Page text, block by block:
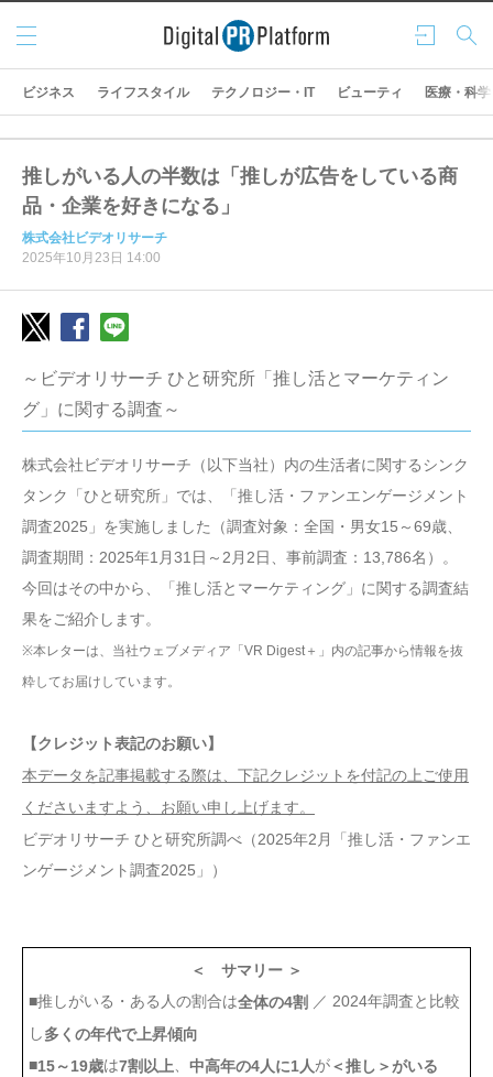
ログ
イン
検索
メニ
ュー
ビジネス ライフスタイル テクノロジー・IT ビューティ 医療・科学
推しがいる人の半数は「推しが広告をしている商
品・企業を好きになる」
株式会社ビデオリサーチ
2025年10月23日 14:00
～ビデオリサーチ ひと研究所「推し活とマーケティン
グ」に関する調査～
株式会社ビデオリサーチ（以下当社）内の生活者に関するシンク
タンク「ひと研究所」では、「推し活・ファンエンゲージメント
調査2025」を実施しました（調査対象：全国・男女15～69歳、
調査期間：2025年1月31日～2月2日、事前調査：13,786名）。
今回はその中から、「推し活とマーケティング」に関する調査結
果をご紹介します。
※本レターは、当社ウェブメディア「VR Digest＋」内の記事から情報を抜
粋してお届けしています。
【クレジット表記のお願い】
本データを記事掲載する際は、下記クレジットを付記の上ご使用
くださいますよう、お願い申し上げます。
ビデオリサーチ ひと研究所調べ（2025年2月「推し活・ファンエ
ンゲージメント調査2025」）
＜ サマリー ＞
■推しがいる・ある人の割合は全体の4割 ／ 2024年調査と比較
し多くの年代で上昇傾向
■15～19歳は7割以上、 中高年の4人に1人が＜推し＞がいる